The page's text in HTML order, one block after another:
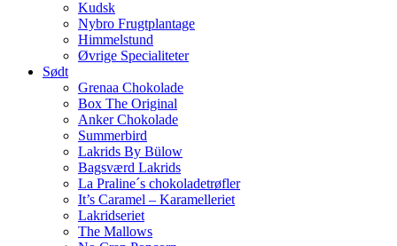
Kudsk
Nybro Frugtplantage
Himmelstund
Øvrige Specialiteter
Sødt
Grenaa Chokolade
Box The Original
Anker Chokolade
Summerbird
Lakrids By Bülow
Bagsværd Lakrids
La Praline´s chokoladetrøfler
It’s Caramel – Karamelleriet
Lakridseriet
The Mallows